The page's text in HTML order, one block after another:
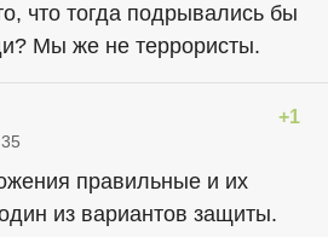
что тогда подрывались бы
Мы же не террористы.
+1
правильные и их
из вариантов защиты.